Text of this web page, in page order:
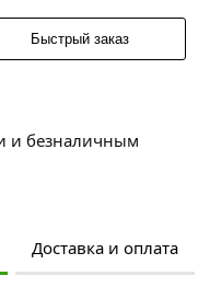
Быстрый заказ
и безналичным
Доставка и оплата